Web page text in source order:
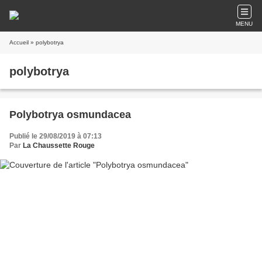
MENU
Accueil » polybotrya
polybotrya
Polybotrya osmundacea
Publié le 29/08/2019 à 07:13
Par La Chaussette Rouge